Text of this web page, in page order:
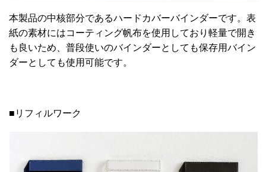
本製品の中核部分であるハードカバーバインダーです。表
紙の素材にはコーティング帆布を使用しており軽量で開き
も良いため、普段使いのバインダーとしても保存用バイン
ダーとしても使用可能です。
■リフィルワーク